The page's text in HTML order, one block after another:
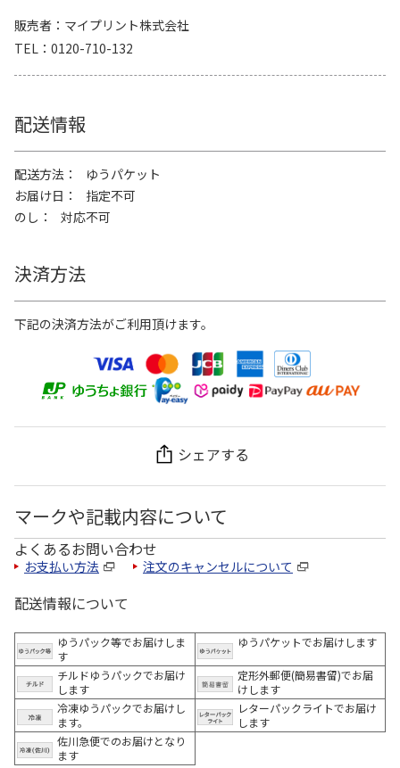
販売者
マイプリント株式会社
TEL
0120-710-132
配送情報
配送方法
ゆうパケット
お届け日
指定不可
のし
対応不可
決済方法
下記の決済方法がご利用頂けます。
シェアする
マークや記載内容について
よくあるお問い合わせ
お支払い方法 注文のキャンセルについて
配送情報について
ゆうパック等でお届けしま
す
ゆうパケットでお届けします
チルドゆうパックでお届け
します
定形外郵便(簡易書留)でお届
けします
冷凍ゆうパックでお届けし
ます。
レターパックライトでお届け
します
佐川急便でのお届けとなり
ます